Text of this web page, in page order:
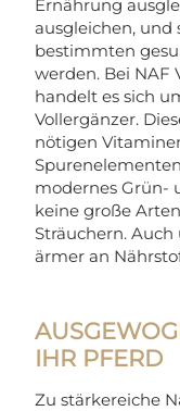
Ernährung
ausgleichen, und
bestimmten
werden. Bei NAF
handelt es sich
Vollergänzer.
nötigen
modernes Grün-
keine große
Sträuchern.
ärmer an
IHR PFERD
Zu stärkereiche